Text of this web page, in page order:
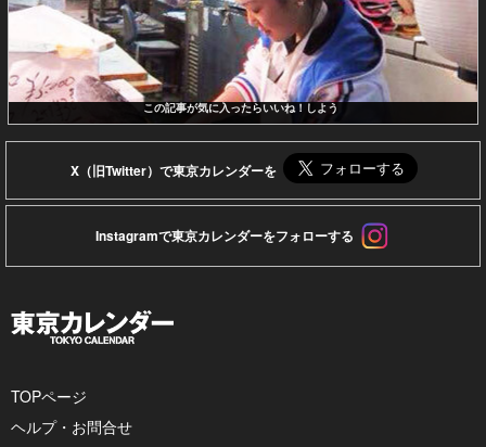
この記事が気に入ったらいいね！しよう
X（旧Twitter）で東京カレンダーを
Instagramで東京カレンダーをフォローする
TOPページ
ヘルプ・お問合せ